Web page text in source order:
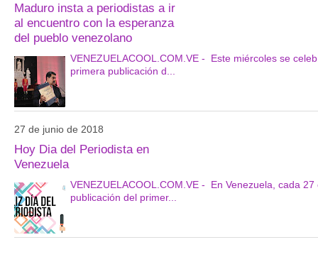
Maduro insta a periodistas a ir
al encuentro con la esperanza
del pueblo venezolano
VENEZUELACOOL.COM.VE - Este miércoles se
primera publicación d...
27 de junio de 2018
Hoy Dia del Periodista en
Venezuela
VENEZUELACOOL.COM.VE - En Venezuela, cada
publicación del primer...